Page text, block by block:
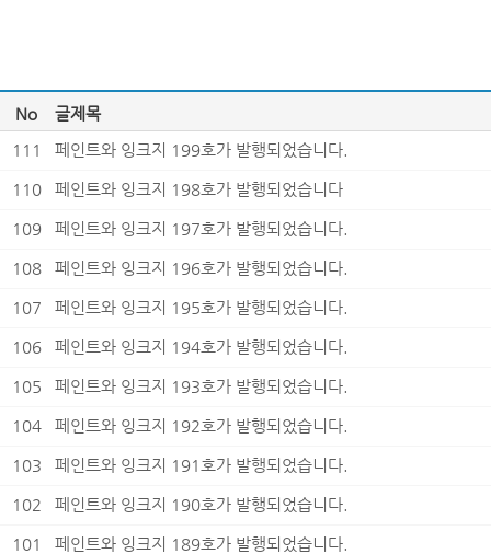
No 글제목
111 페인트와 잉크지 199호가 발행되었습니다.
110 페인트와 잉크지 198호가 발행되었습니다
109 페인트와 잉크지 197호가 발행되었습니다.
108 페인트와 잉크지 196호가 발행되었습니다.
107 페인트와 잉크지 195호가 발행되었습니다.
106 페인트와 잉크지 194호가 발행되었습니다.
105 페인트와 잉크지 193호가 발행되었습니다.
104 페인트와 잉크지 192호가 발행되었습니다.
103 페인트와 잉크지 191호가 발행되었습니다.
102 페인트와 잉크지 190호가 발행되었습니다.
101 페인트와 잉크지 189호가 발행되었습니다.